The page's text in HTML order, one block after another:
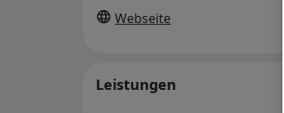
Webseite
Leistungen